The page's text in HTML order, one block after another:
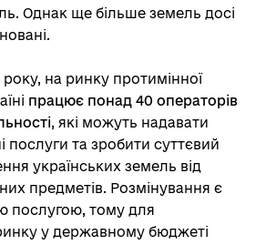
Однак ще більше земель досі
на ринку протимінної
працює понад 40 операторів
, які можуть надавати
послуги та зробити суттєвий
українських земель від
предметів. Розмінування є
послугою, тому для
у державному бюджеті